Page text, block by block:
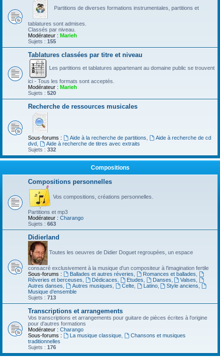
Partitions de diverses formations instrumentales, partitions et
tablatures sont admises.
Classés par niveau.
Modérateur : Marieh
Sujets : 155
Tablatures classées par titre et niveau
Les partitions et tablatures appartenant au domaine public se trouvent
ici - Tous les formats sont acceptés.
Modérateur : Marieh
Sujets : 520
Recherche de ressources musicales
Sous-forums : Aide à la recherche de partitions
Aide à recherche de cd
dvd
Aide à recherche de titres avec extraits
Sujets : 332
Compositions
Compositions personnelles
Vos compositions, créations personnelles.
Partitions et mp3
Modérateur : Charango
Sujets : 663
Didierland
Toutes les oeuvres de Didier Doguet regroupées, un espace
consacré exclusivement à la musique d'un compositeur à l'imagination fertile
Sous-forums :
Ballades et autres réveries Romances et ballades
Rêveries et berceuses
Dédicaces Etudes Danses Valses
Autres danses
Autres musiques Celte, Latino, Style anciens
Musique d’ensemble
Sujets : 713
Transcriptions et arrangements
Vos transcriptions et arrangements pour guitare de pièces écrites à l'origine
pour d'autres formations
Modérateur : Charango
Sous-forums :
La musique classique,
Chansons et musiques
traditionnelles
Sujets : 176